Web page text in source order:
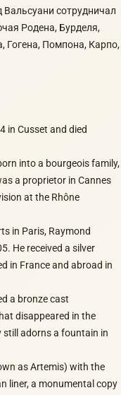
сотрудничал
Родена, Бурделя,
Гогена, Помпона, Карпо,
in Cusset and died
into a bourgeois family,
a proprietor in Cannes
at the Rhône
in Paris, Raymond
He received a silver
in France and abroad in
a bronze cast
disappeared in the
still adorns a fountain in
as Artemis) with the
liner, a monumental copy